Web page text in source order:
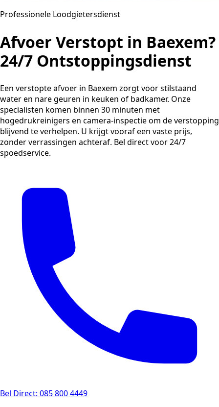
Professionele Loodgietersdienst
Afvoer Verstopt in Baexem?
24/7 Ontstoppingsdienst
Een verstopte afvoer in Baexem zorgt voor stilstaand
water en nare geuren in keuken of badkamer. Onze
specialisten komen binnen 30 minuten met
hogedrukreinigers en camera-inspectie om de verstopping
blijvend te verhelpen. U krijgt vooraf een vaste prijs,
zonder verrassingen achteraf. Bel direct voor 24/7
spoedservice.
Bel Direct: 085 800 4449